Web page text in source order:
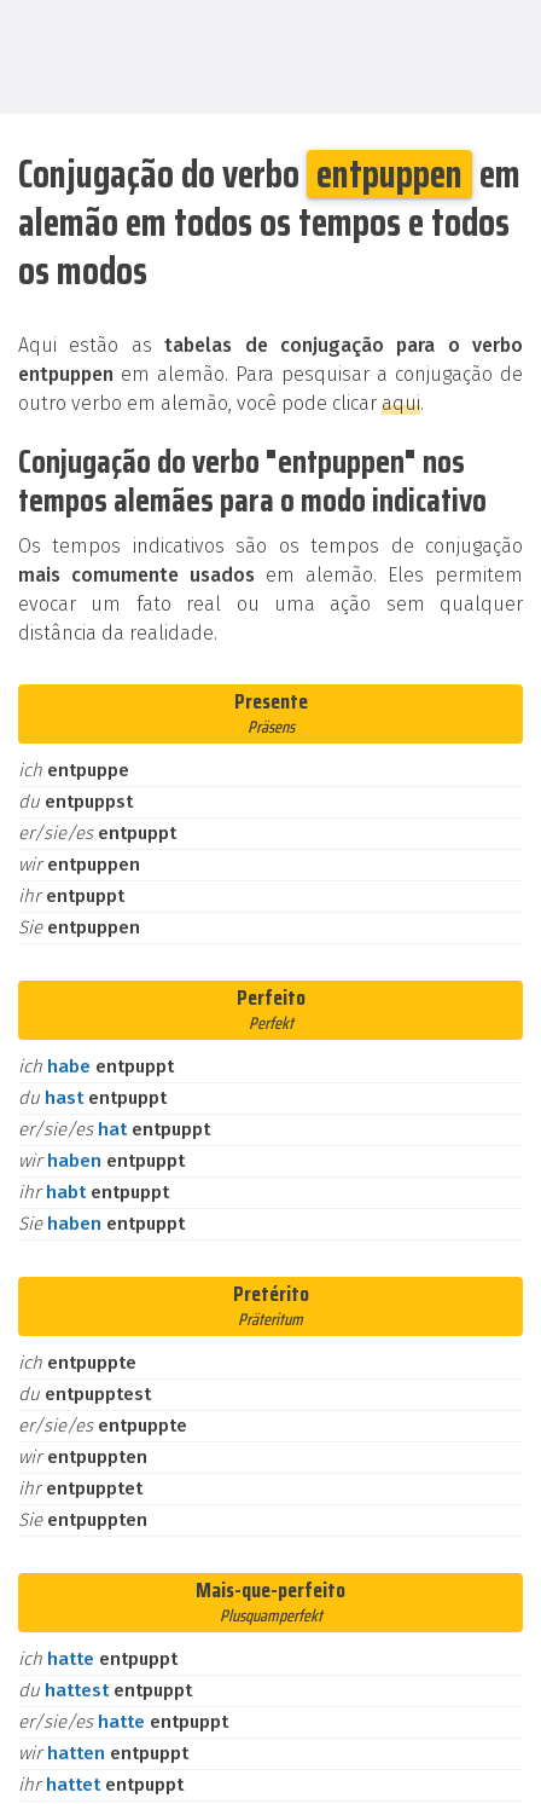
Conjugação do verbo entpuppen em
alemão em todos os tempos e todos
os modos
Aqui estão astabelas de conjugação para o verbo
entpuppen em alemão. Para pesquisar a conjugação de
outro verbo em alemão, você pode clicar aqui.
Conjugação do verbo "entpuppen" nos
tempos alemães para o modo indicativo
Os tempos indicativos são os tempos de conjugação
mais comumente usados em alemão. Eles permitem
evocar um fato real ou uma ação sem qualquer
distância da realidade.
Presente
Präsens
ich entpuppe
du entpuppst
er/sie/es entpuppt
wirentpuppen
ihrentpuppt
Sie entpuppen
Perfeito
Perfekt
ich habe entpuppt
du hast entpuppt
er/sie/es hat entpuppt
wirhaben entpuppt
ihrhabt entpuppt
Sie haben entpuppt
Pretérito
Präteritum
ich entpuppte
du entpupptest
er/sie/es entpuppte
wirentpuppten
ihrentpupptet
Sie entpuppten
Mais-que-perfeito
Plusquamperfekt
ich hatte entpuppt
du hattest entpuppt
er/sie/es hatte entpuppt
wirhatten entpuppt
ihrhattet entpuppt